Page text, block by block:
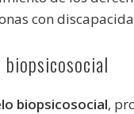
con
biopsicosocial
biopsicosocial,